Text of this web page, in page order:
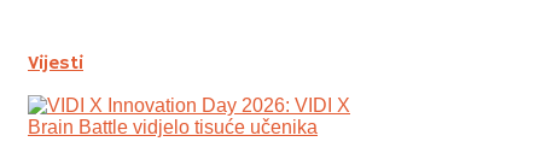
Vijesti